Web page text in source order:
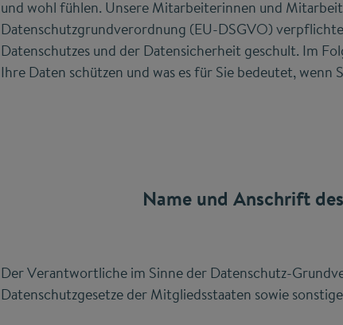
und wohl fühlen. Unsere Mitarbeiterinnen und
Datenschutzgrundverordnung (EU-DSGVO)
Datenschutzes und der Datensicherheit geschult. Im
Ihre Daten schützen und was es für Sie bedeutet,
Name und Anschrift
Der Verantwortliche im Sinne der Datenschutz-
Datenschutzgesetze der Mitgliedsstaaten sowie